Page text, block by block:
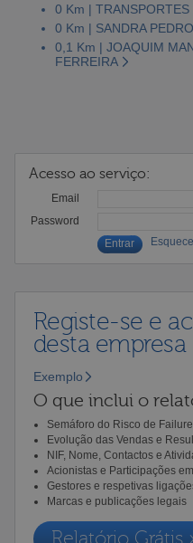
0 Km |
0 Km | SANDRA
0,1 Km | JOAQUIM
FERREIRA
Acesso ao serviço:
Email
Password
Registe-se e
desta empresa
Exemplo
O que inclui o
Semáforo do Risco de Failure
Evolução das Vendas e
NIF, Nome, Contactos e
Acionistas e Participações
Gestores e respetivas
Marcas e publicações legais